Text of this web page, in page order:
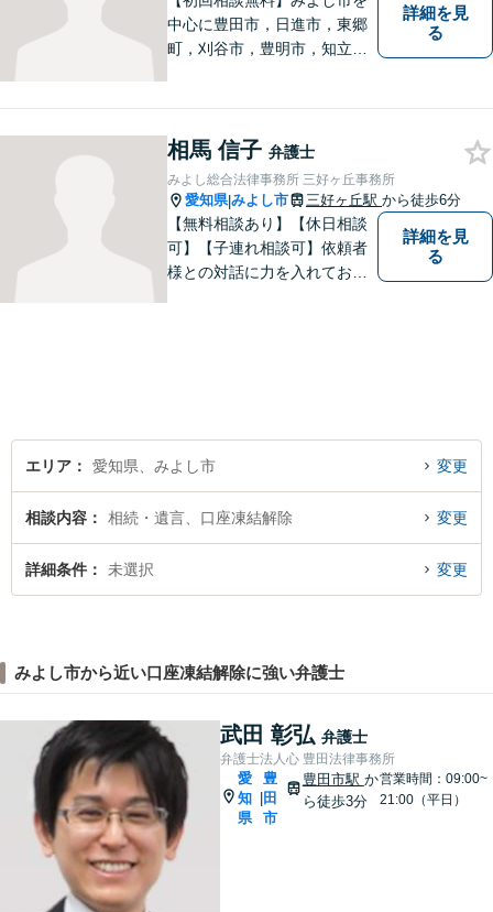
中心に豊田市，日進市，東郷
町，刈谷市，豊明市，知立市
頼関係」を大切にしていま
詳細を見
る
相馬 信子 弁護士
みよし総合法律事務所 三好ヶ丘事務所
愛知県|みよし市 三好ヶ丘駅 から徒歩6分
【無料相談あり】【休日相談
可】【子連れ相談可】依頼者
様との対話に力を入れており
詳細を見
る
エリア 愛知県、みよし市 変更
相談内容 相続・遺言、口座凍結解除 変更
詳細条件 未選択 変更
みよし市から近い口座凍結解除に強い弁護士
武田 彰弘 弁護士
弁護士法人心 豊田法律事務所
愛
知
県
豊
田
市
豊田市駅 か
ら徒歩3分
営業時間：09:00~
21:00（平日）